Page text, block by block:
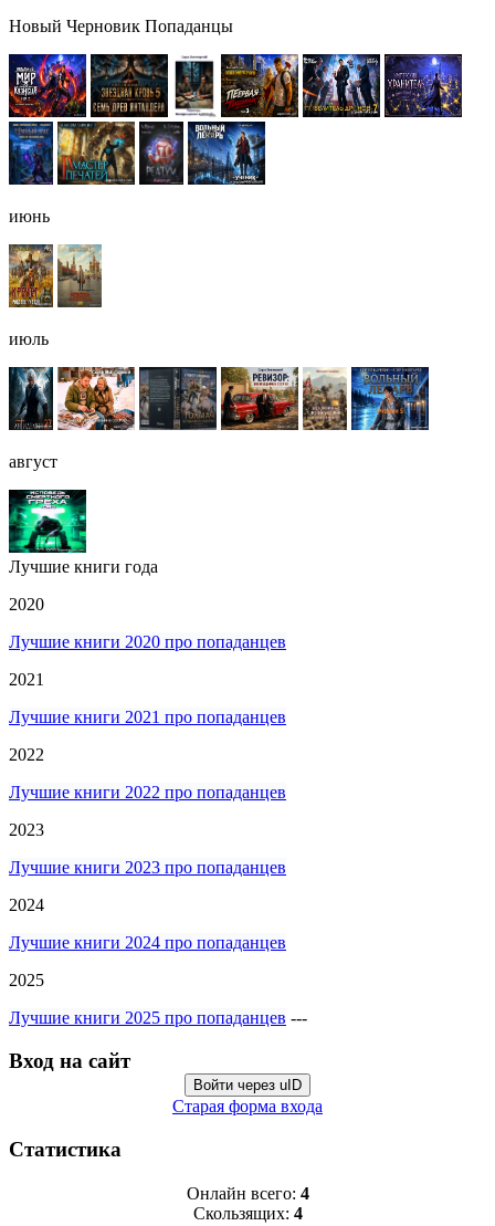
Новый Черновик Попаданцы
июнь
июль
август
Лучшие книги года
2020
Лучшие книги 2020 про попаданцев
2021
Лучшие книги 2021 про попаданцев
2022
Лучшие книги 2022 про попаданцев
2023
Лучшие книги 2023 про попаданцев
2024
Лучшие книги 2024 про попаданцев
2025
Лучшие книги 2025 про попаданцев ---
Вход на сайт
Войти через uID
Старая форма входа
Статистика
Онлайн всего: 4
Скользящих: 4